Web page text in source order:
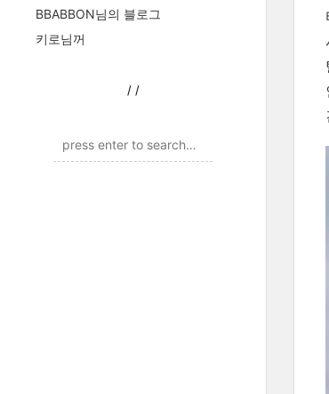
BBABBON님의 블로그
키로님꺼
/ /